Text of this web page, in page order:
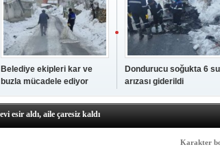
Belediye ekipleri kar ve
buzla mücadele ediyor
Dondurucu soğukta 6 su
arızası giderildi
esir aldı, aile çaresiz kaldı
Başsavcısı Ufuk Turan görevine başladı
Karakter